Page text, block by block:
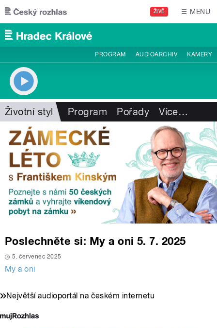
Přejít k hlavnímu obsahu
ŽIVĚ MENU
PROGRAM AUDIOARCHIV KAMERY
Životní styl Program Pořady Více…
Poslechněte si: My a oni 5. 7. 2025
5. červenec 2025
My a oni
Největší audioportál na českém internetu